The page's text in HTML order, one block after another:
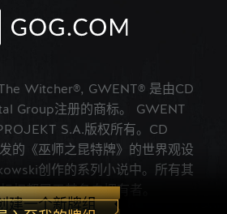
建一个新牌组
Witcher®, GWENT® 是由CD
Group注册的商标。 GWENT
S.A.版权所有。CD
的《巫师之昆特牌》的世界观设
创作的系列小说中。所有其
权都属于其各自拥有者。